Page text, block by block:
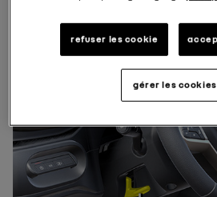
refuser les cookie
gérer les cookies